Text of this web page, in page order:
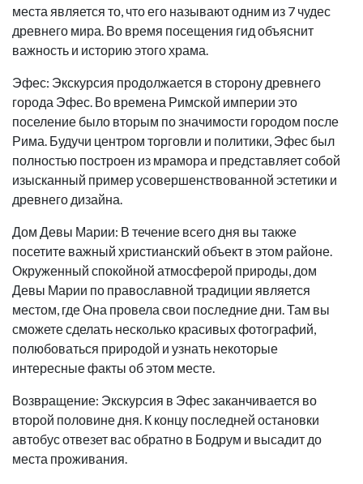
места является то, что его называют одним из 7 чудес
древнего мира. Во время посещения гид объяснит
важность и историю этого храма.
Эфес: Экскурсия продолжается в сторону древнего
города Эфес. Во времена Римской империи это
поселение было вторым по значимости городом после
Рима. Будучи центром торговли и политики, Эфес был
полностью построен из мрамора и представляет собой
изысканный пример усовершенствованной эстетики и
древнего дизайна.
Дом Девы Марии: В течение всего дня вы также
посетите важный христианский объект в этом районе.
Окруженный спокойной атмосферой природы, дом
Девы Марии по православной традиции является
местом, где Она провела свои последние дни. Там вы
сможете сделать несколько красивых фотографий,
полюбоваться природой и узнать некоторые
интересные факты об этом месте.
Возвращение: Экскурсия в Эфес заканчивается во
второй половине дня. К концу последней остановки
автобус отвезет вас обратно в Бодрум и высадит до
места проживания.